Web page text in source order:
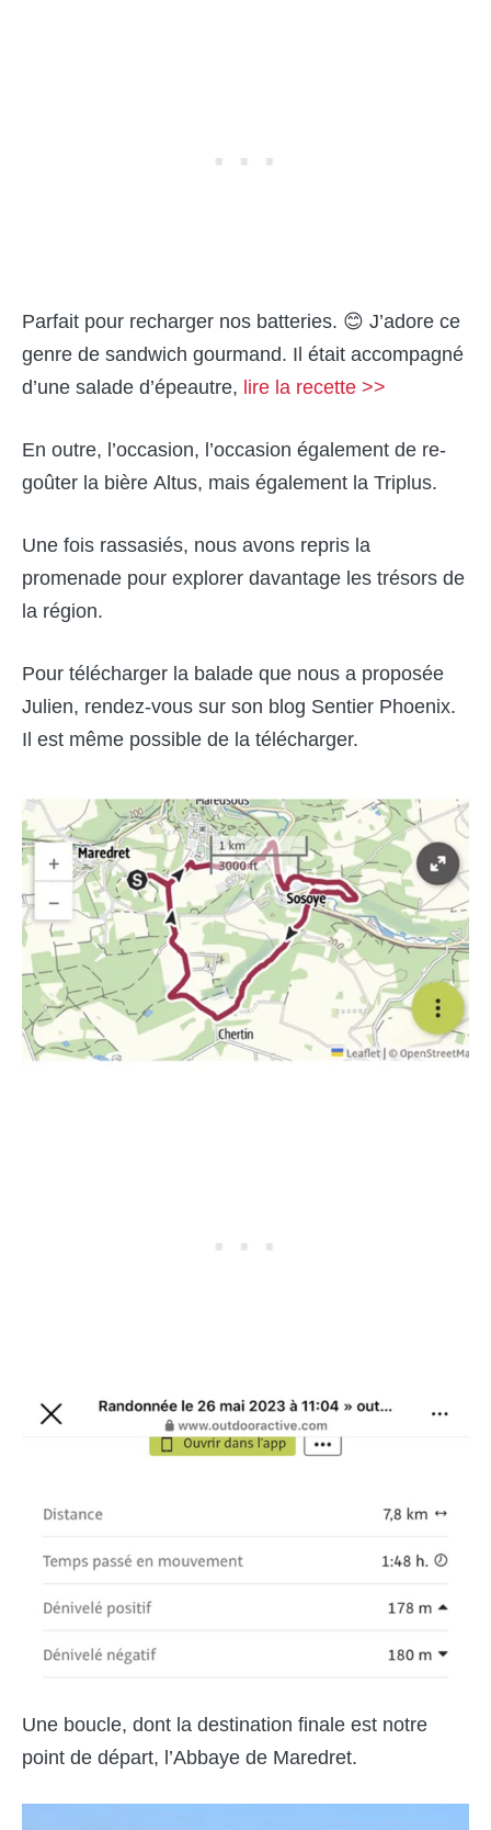
Parfait pour recharger nos batteries. 😊 J’adore ce
genre de sandwich gourmand. Il était accompagné
d’une salade d’épeautre, lire la recette >>
En outre, l’occasion, l’occasion également de re-
goûter la bière Altus, mais également la Triplus.
Une fois rassasiés, nous avons repris la
promenade pour explorer davantage les trésors de
la région.
Pour télécharger la balade que nous a proposée
Julien, rendez-vous sur son blog Sentier Phoenix.
Il est même possible de la télécharger.
Une boucle, dont la destination finale est notre
point de départ, l’Abbaye de Maredret.